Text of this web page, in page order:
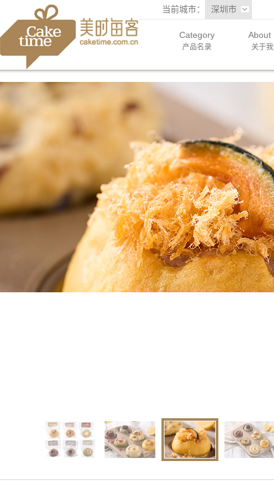
当前城市： 深圳市
Category
产品名录
About
关于